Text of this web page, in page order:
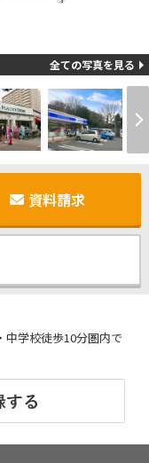
全ての写真を見る
資料請求
学校徒歩10分圏内で